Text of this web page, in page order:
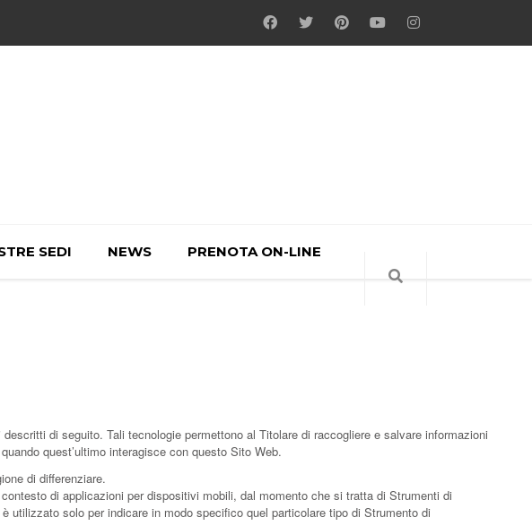
SEDI NEWS PRENOTA ON-LINE
di seguito. Tali tecnologie permettono al Titolare di raccogliere e salvare informazioni
quest’ultimo interagisce con questo Sito Web.
di differenziare.
di applicazioni per dispositivi mobili, dal momento che si tratta di Strumenti di
utilizzato solo per indicare in modo specifico quel particolare tipo di Strumento di